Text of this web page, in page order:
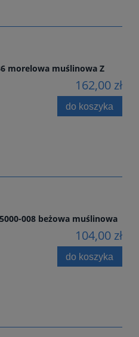
morelowa muślinowa Z
162,00 zł
do koszyka
008 beżowa muślinowa
104,00 zł
do koszyka